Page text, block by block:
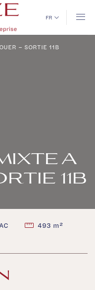
FR
– SORTIE 11B
A
11B
493 m²